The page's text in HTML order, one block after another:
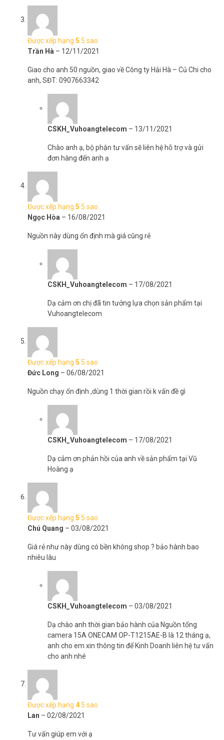
Được xếp hạng 5 5 sao
Trần Hà – 12/11/2021
Giao cho anh 50 nguồn, giao về Công ty Hải Hà – Củ Chi cho
anh, SĐT: 0907663342
CSKH_Vuhoangtelecom – 13/11/2021
Chào anh ạ, bộ phận tư vấn sẽ liên hệ hỗ trợ và gửi
đơn hàng đến anh ạ
Được xếp hạng 5 5 sao
Ngọc Hòa – 16/08/2021
Nguồn này dùng ổn định mà giá cũng rẻ
CSKH_Vuhoangtelecom – 17/08/2021
Dạ cảm ơn chị đã tin tưởng lựa chọn sản phẩm tại
Vuhoangtelecom
Được xếp hạng 5 5 sao
Đức Long – 06/08/2021
Nguồn chạy ổn định ,dùng 1 thời gian rồi k vấn đề gì
CSKH_Vuhoangtelecom – 17/08/2021
Dạ cảm ơn phản hồi của anh về sản phẩm tại Vũ
Hoàng ạ
Được xếp hạng 5 5 sao
Chú Quang – 03/08/2021
Giá rẻ như này dùng có bền không shop ? bảo hành bao
nhiêu lâu
CSKH_Vuhoangtelecom – 03/08/2021
Dạ chào anh thời gian bảo hành của Nguồn tổng
camera 15A ONECAM OP-T1215AE-B là 12 tháng ạ,
anh cho em xin thông tin để Kinh Doanh liên hệ tư vấn
cho anh nhé
Được xếp hạng 4 5 sao
Lan – 02/08/2021
Tư vấn giúp em với ạ